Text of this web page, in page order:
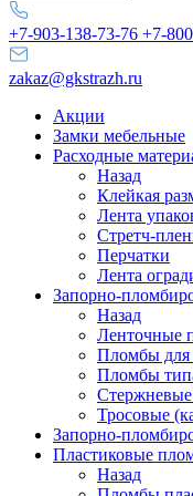
+7-903-138-73-76 +7-
zakaz@gkstrazh.ru
Акции
Замки мебельные
Расходные
Назад
Клейкая
Лента
Стретч-
Перчатки
Лента
Запорно-
Назад
Ленточные
Пломбы для
Пломбы
Тросовые
Запорно-
Пластиковые
Назад